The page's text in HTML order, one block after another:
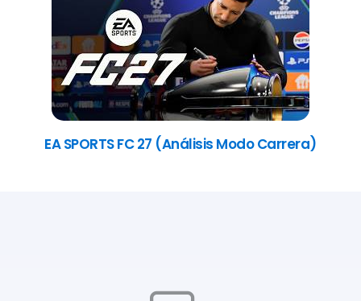
EA SPORTS FC 27 (Análisis Modo Carrera)